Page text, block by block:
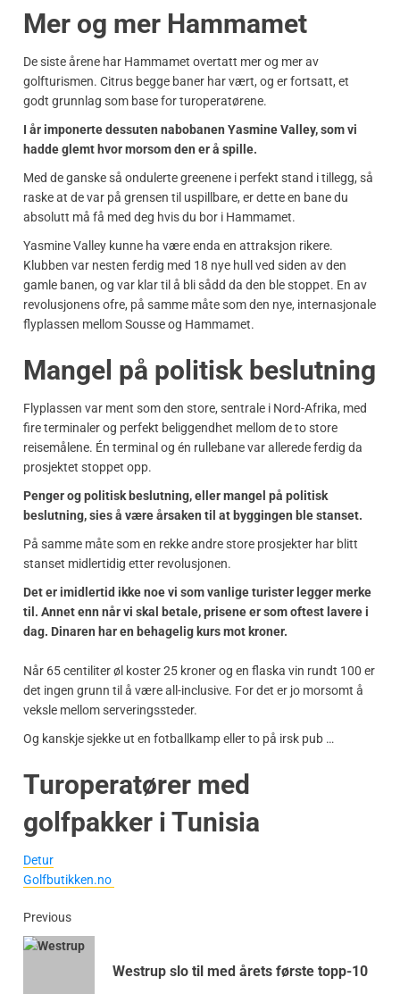
Mer og mer Hammamet
De siste årene har Hammamet overtatt mer og mer av
golfturismen. Citrus begge baner har vært, og er fortsatt, et
godt grunnlag som base for turoperatørene.
I år imponerte dessuten nabobanen Yasmine Valley, som vi
hadde glemt hvor morsom den er å spille.
Med de ganske så ondulerte greenene i perfekt stand i tillegg, så
raske at de var på grensen til uspillbare, er dette en bane du
absolutt må få med deg hvis du bor i Hammamet.
Yasmine Valley kunne ha være enda en attraksjon rikere.
Klubben var nesten ferdig med 18 nye hull ved siden av den
gamle banen, og var klar til å bli sådd da den ble stoppet. En av
revolusjonens ofre, på samme måte som den nye, internasjonale
flyplassen mellom Sousse og Hammamet.
Mangel på politisk beslutning
Flyplassen var ment som den store, sentrale i Nord-Afrika, med
fire terminaler og perfekt beliggendhet mellom de to store
reisemålene. Én terminal og én rullebane var allerede ferdig da
prosjektet stoppet opp.
Penger og politisk beslutning, eller mangel på politisk
beslutning, sies å være årsaken til at byggingen ble stanset.
På samme måte som en rekke andre store prosjekter har blitt
stanset midlertidig etter revolusjonen.
Det er imidlertid ikke noe vi som vanlige turister legger merke
til. Annet enn når vi skal betale, prisene er som oftest lavere i
dag. Dinaren har en behagelig kurs mot kroner.
Når 65 centiliter øl koster 25 kroner og en flaska vin rundt 100 er
det ingen grunn til å være all-inclusive. For det er jo morsomt å
veksle mellom serveringssteder.
Og kanskje sjekke ut en fotballkamp eller to på irsk pub …
Turoperatører med
golfpakker i Tunisia
Detur
Golfbutikken.no
Previous
Westrup slo til med årets første topp-10